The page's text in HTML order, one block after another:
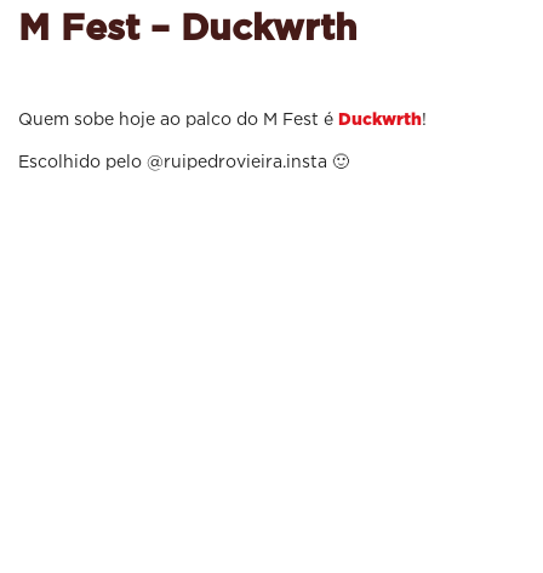
M Fest – Duckwrth
Quem sobe hoje ao palco do M Fest é Duckwrth!
Escolhido pelo @ruipedrovieira.insta 🙂